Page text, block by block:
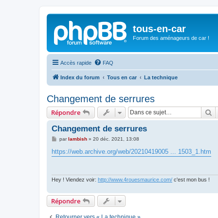
tous-en-car
Forum des aménageurs de car !
Accès rapide FAQ
Index du forum Tous en car La technique
Changement de serrures
Répondre
Changement de serrures
M
s
s
parlambish» 20 déc. 2021, 13:08
https://web.archive.org/web/20210419005 ... 1503_1.htm
Hey ! Viendez voir: http://www.4rouesmaurice.com/ c'est mon bus !
Répondre